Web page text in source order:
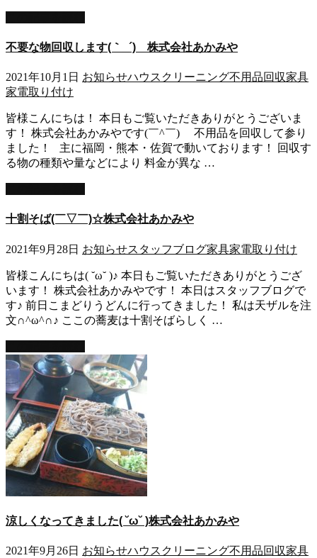
不要な物回収します(｀_´)ゞ株式会社あかみや
2021年10月1日 お知らせハウスクリーニング不用品回収家具
家電取り付け
皆様こんにちは！ 本日もご覧いただきありがとうございま
す！ 株式会社あかみやです(￣^￣)ゞ 不用品を回収して参り
ました！ 主に福岡・熊本・佐賀で動いております！ 回収す
る物の種類や量などにより 料金が異な …
十割そば(￣▽￣)☆株式会社あかみや
2021年9月28日 お知らせスタッフブログ家具家電取り付け
皆様こんにちは( ˘ω˘ )♪ 本日もご覧いただきありがとうござ
います！ 株式会社あかみやです！ 本日はスタッフブログで
す♪ 前日こまどりうどんに行ってきました！ 私は天ザルを注
文∩^ω^∩♪ ここの蕎麦は十割そばらしく …
涼しくなってきました( ˘ω˘ )株式会社あかみや
2021年9月26日 お知らせハウスクリーニング不用品回収家具